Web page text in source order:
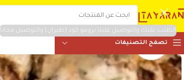
الطلب عليك والتوصيل علينا برومو كود (طيران) والتوصيل مجانا
تصفح التصنيفات